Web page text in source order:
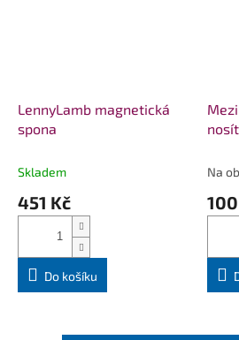
LennyLamb magnetická
spona
Skladem
451 Kč
Do košíku
Na